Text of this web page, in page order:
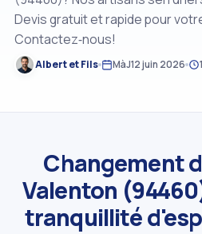
Devis gratuit et rapide pour
Contactez‑nous!
Albert et Fils MàJ12 juin 2026
Changement
Valenton
tranquillité